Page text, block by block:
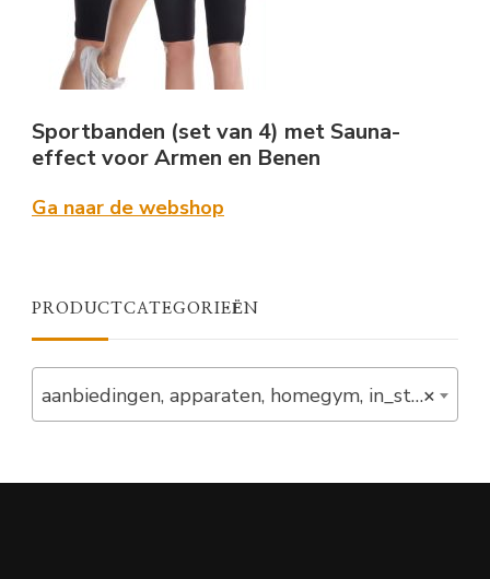
Sportbanden (set van 4) met Sauna-
effect voor Armen en Benen
Ga naar de webshop
PRODUCTCATEGORIEËN
×
aanbiedingen, apparaten, homegym, in_stock, krachtstations, set, squat_racks, stay (1)